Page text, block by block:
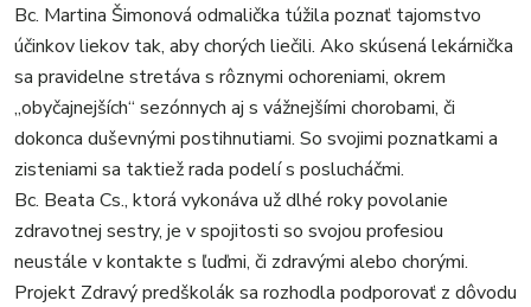
Bc. Martina Šimonová odmalička túžila poznať tajomstvo
účinkov liekov tak, aby chorých liečili. Ako skúsená lekárnička
sa pravidelne stretáva s rôznymi ochoreniami, okrem
„obyčajnejších“ sezónnych aj s vážnejšími chorobami, či
dokonca duševnými postihnutiami. So svojimi poznatkami a
zisteniami sa taktiež rada podelí s poslucháčmi.
Bc. Beata Cs., ktorá vykonáva už dlhé roky povolanie
zdravotnej sestry, je v spojitosti so svojou profesiou
neustále v kontakte s ľuďmi, či zdravými alebo chorými.
Projekt Zdravý predškolák sa rozhodla podporovať z dôvodu